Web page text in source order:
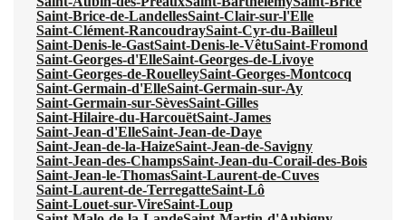
Saint-Brice-de-LandellesSaint-Clair-sur-l'Elle
Saint-Clément-RancoudraySaint-Cyr-du-Bailleul
Saint-Denis-le-GastSaint-Denis-le-VêtuSaint-Fromond
Saint-Georges-d'ElleSaint-Georges-de-Livoye
Saint-Georges-de-RouelleySaint-Georges-Montcocq
Saint-Germain-d'ElleSaint-Germain-sur-Ay
Saint-Germain-sur-SèvesSaint-Gilles
Saint-Hilaire-du-HarcouëtSaint-James
Saint-Jean-d'ElleSaint-Jean-de-Daye
Saint-Jean-de-la-HaizeSaint-Jean-de-Savigny
Saint-Jean-des-ChampsSaint-Jean-du-Corail-des-Bois
Saint-Jean-le-ThomasSaint-Laurent-de-Cuves
Saint-Laurent-de-TerregatteSaint-Lô
Saint-Louet-sur-VireSaint-Loup